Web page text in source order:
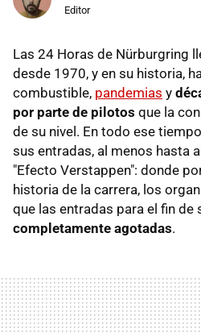
Editor
Las 24 Horas de Nürburgring
desde 1970, y en su historia,
combustible, pandemias y
por parte de pilotos que la
de su nivel. En todo ese
sus entradas, al menos hasta
"Efecto Verstappen": donde
historia de la carrera, los
que las entradas para el fin de
completamente agotadas.